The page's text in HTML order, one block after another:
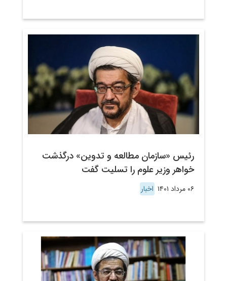
رئیس «سازمان مطالعه و تدوین» درگذشت
خواهر وزیر علوم را تسلیت گفت
۰۶ مرداد ۱۴۰۱ اخبار